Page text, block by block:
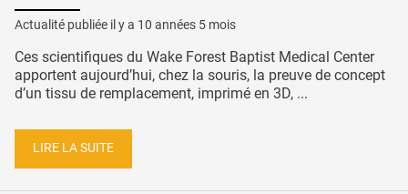
Actualité publiée il y a 10 années 5 mois
Ces scientifiques du Wake Forest Baptist Medical Center
apportent aujourd’hui, chez la souris, la preuve de concept
d’un tissu de remplacement, imprimé en 3D, ...
LIRE LA SUITE